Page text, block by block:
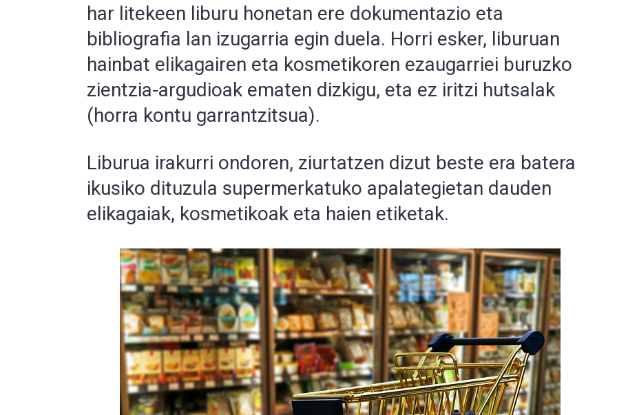
har litekeen liburu honetan ere dokumentazio eta
bibliografia lan izugarria egin duela. Horri esker, liburuan
hainbat elikagairen eta kosmetikoren ezaugarriei buruzko
zientzia-argudioak ematen dizkigu, eta ez iritzi hutsalak
(horra kontu garrantzitsua).
Liburua irakurri ondoren, ziurtatzen dizut beste era batera
ikusiko dituzula supermerkatuko apalategietan dauden
elikagaiak, kosmetikoak eta haien etiketak.